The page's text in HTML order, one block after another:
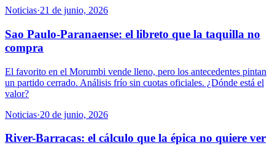
Noticias·21 de junio, 2026
Sao Paulo-Paranaense: el libreto que la taquilla no
compra
El favorito en el Morumbi vende lleno, pero los antecedentes pintan
un partido cerrado. Análisis frío sin cuotas oficiales. ¿Dónde está el
valor?
Noticias·20 de junio, 2026
River-Barracas: el cálculo que la épica no quiere ver